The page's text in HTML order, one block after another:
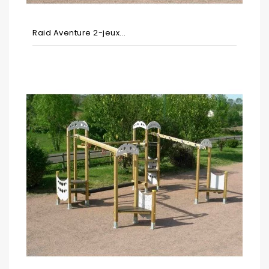
Raid Aventure 2-jeux...